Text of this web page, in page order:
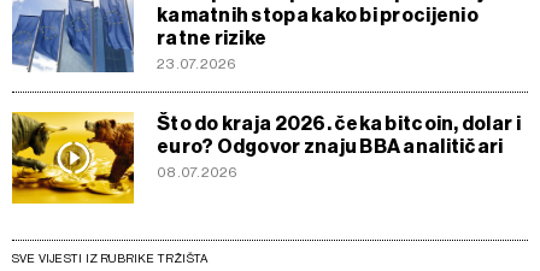
kamatnih stopa kako bi procijenio
ratne rizike
23.07.2026
Što do kraja 2026. čeka bitcoin, dolar i
euro? Odgovor znaju BBA analitičari
08.07.2026
SVE VIJESTI IZ RUBRIKE TRŽIŠTA